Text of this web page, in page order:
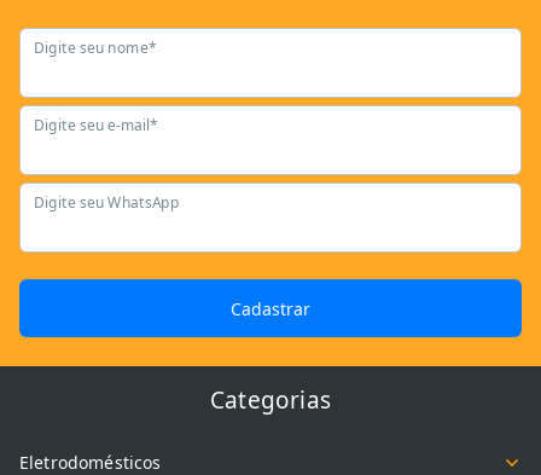
Digite seu nome*
Digite seu e-mail*
Digite seu WhatsApp
Cadastrar
Categorias
Eletrodomésticos